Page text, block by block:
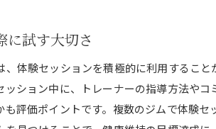
パーソナルジム
期待と現実
に試す大切さ
、体験セッションを積極的に利用するこ
ッション中に、トレーナーの指導方法や
も評価ポイントです。複数のジムで体験